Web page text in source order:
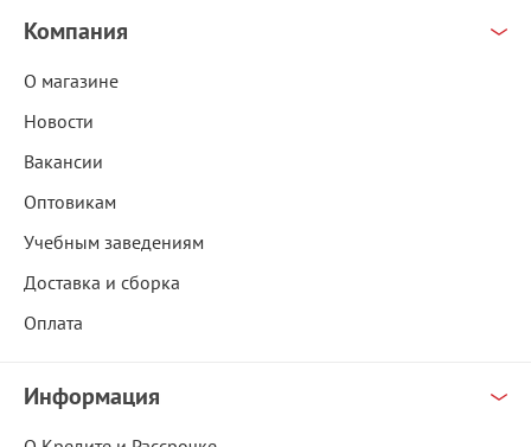
Компания
О магазине
Новости
Вакансии
Оптовикам
Учебным заведениям
Доставка и сборка
Оплата
Информация